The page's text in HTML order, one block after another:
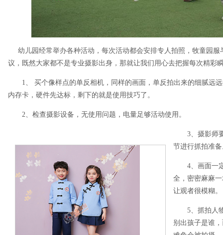
幼儿园经常举办各种活动，每次活动都会安排专人拍照，牧童园服
议，既然大家都不是专业摄影出身，那就让我们用心去把握每次精彩
1、 买个像样点的单反相机，同样的画面，单反拍出来的细腻远远
内存卡，硬件先达标，剩下的就是使用技巧了。
2、检查摄影设备，无使用问题，电量足够活动使用。
3、摄影师要
节进行抓拍准
4、画面一定
全，密密麻麻
让观者很模糊。
5、抓拍人物
别出孩子是谁